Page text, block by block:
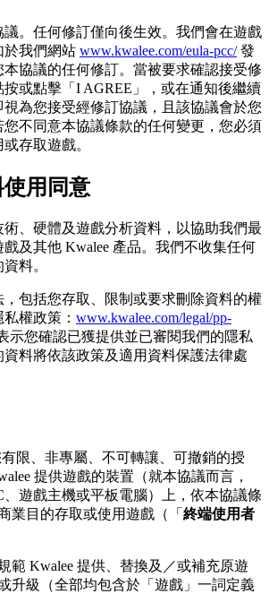
。任何修訂僅向後生效。我們會在遊戲
於我們網站 www.kwalee.com/eula-pcc/發
協議的任何修訂。當被要求確認接受修
或點擊「I AGREE」，或在通知後繼續
為您接受經修訂協議，且該協議會於您
不同意本協議條款的任何變更，您必須
存取遊戲。
用同意
、硬體及遊戲分析資料，以協助我們最
及其他 Kwalee 產品。我們不收集任何
料。
包括您存取、限制或要求刪除資料的權
權政策： www.kwalee.com/legal/pp-
示您確認已獲提供並已審閱我們的隱私
料將依該政策及適用資料保護法律處
限、非專屬、不可轉讓、可撤銷的授
提供遊戲的裝置（就本協議而言，
、遊戲主機或平板電腦）上，依本協議條
業目的存取或使用遊戲（「 終端使用者
範 Kwalee 提供、替換及／或補充原遊
升級（全部均包含於「遊戲」一詞定義